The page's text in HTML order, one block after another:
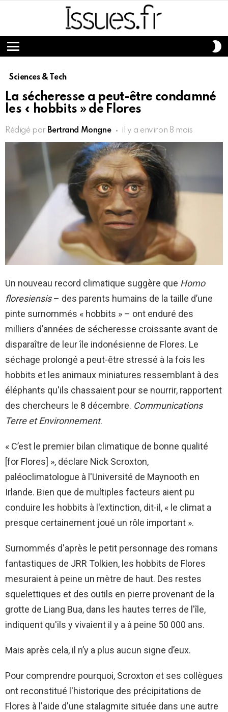
Menu
Sciences & Tech
La sécheresse a peut-être condamné
les « hobbits » de Flores
Rédigé par Bertrand Mongne il y a environ 8 mois
Un nouveau record climatique suggère que Homo
floresiensis– des parents humains de la taille d’une
pinte surnommés « hobbits » – ont enduré des
milliers d’années de sécheresse croissante avant de
disparaître de leur île indonésienne de Flores. Le
séchage prolongé a peut-être stressé à la fois les
hobbits et les animaux miniatures ressemblant à des
éléphants qu'ils chassaient pour se nourrir, rapportent
des chercheurs le 8 décembre. Communications
Terre et Environnement.
« C’est le premier bilan climatique de bonne qualité
[for Flores] », déclare Nick Scroxton,
paléoclimatologue à l'Université de Maynooth en
Irlande. Bien que de multiples facteurs aient pu
conduire les hobbits à l'extinction, dit-il, « le climat a
presque certainement joué un rôle important ».
Surnommés d'après le petit personnage des romans
fantastiques de JRR Tolkien, les hobbits de Flores
mesuraient à peine un mètre de haut. Des restes
squelettiques et des outils en pierre provenant de la
grotte de Liang Bua, dans les hautes terres de l'île,
indiquent qu'ils y vivaient il y a à peine 50 000 ans.
Mais après cela, il n’y a plus aucun signe d’eux.
Pour comprendre pourquoi, Scroxton et ses collègues
ont reconstitué l'historique des précipitations de
Flores à l'aide d'une stalagmite située dans une autre